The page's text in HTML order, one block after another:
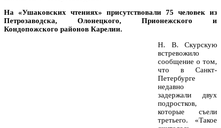
На «Ушаковских чтениях» присутствовали 75 человек из
Петрозаводска, Олонецкого, Прионежского и
Кондопожского районов Карелии.
Н. В. Скурскую
встревожило
сообщение о том,
что в Санкт-
Петербурге
недавно
задержали двух
подростков,
которые съели
третьего. «Такое